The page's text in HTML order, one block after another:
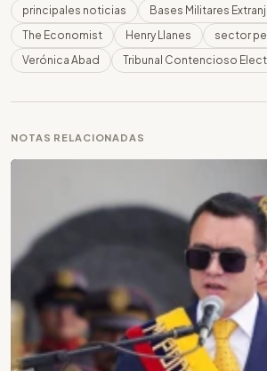
principales noticias
Bases Militares
The Economist
Henry Llanes
sector
Verónica Abad
Tribunal Contencioso
NOTAS RELACIONADAS